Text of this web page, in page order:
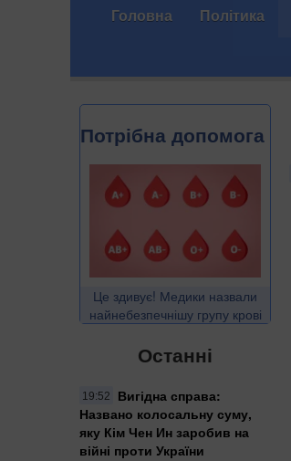
Головна Політика
Потрібна допомога
Це здивує! Медики назвали
найнебезпечнішу групу крові
Останні
19:52
Вигідна справа:
Названо колосальну суму,
яку Кім Чен Ин заробив на
війні проти України